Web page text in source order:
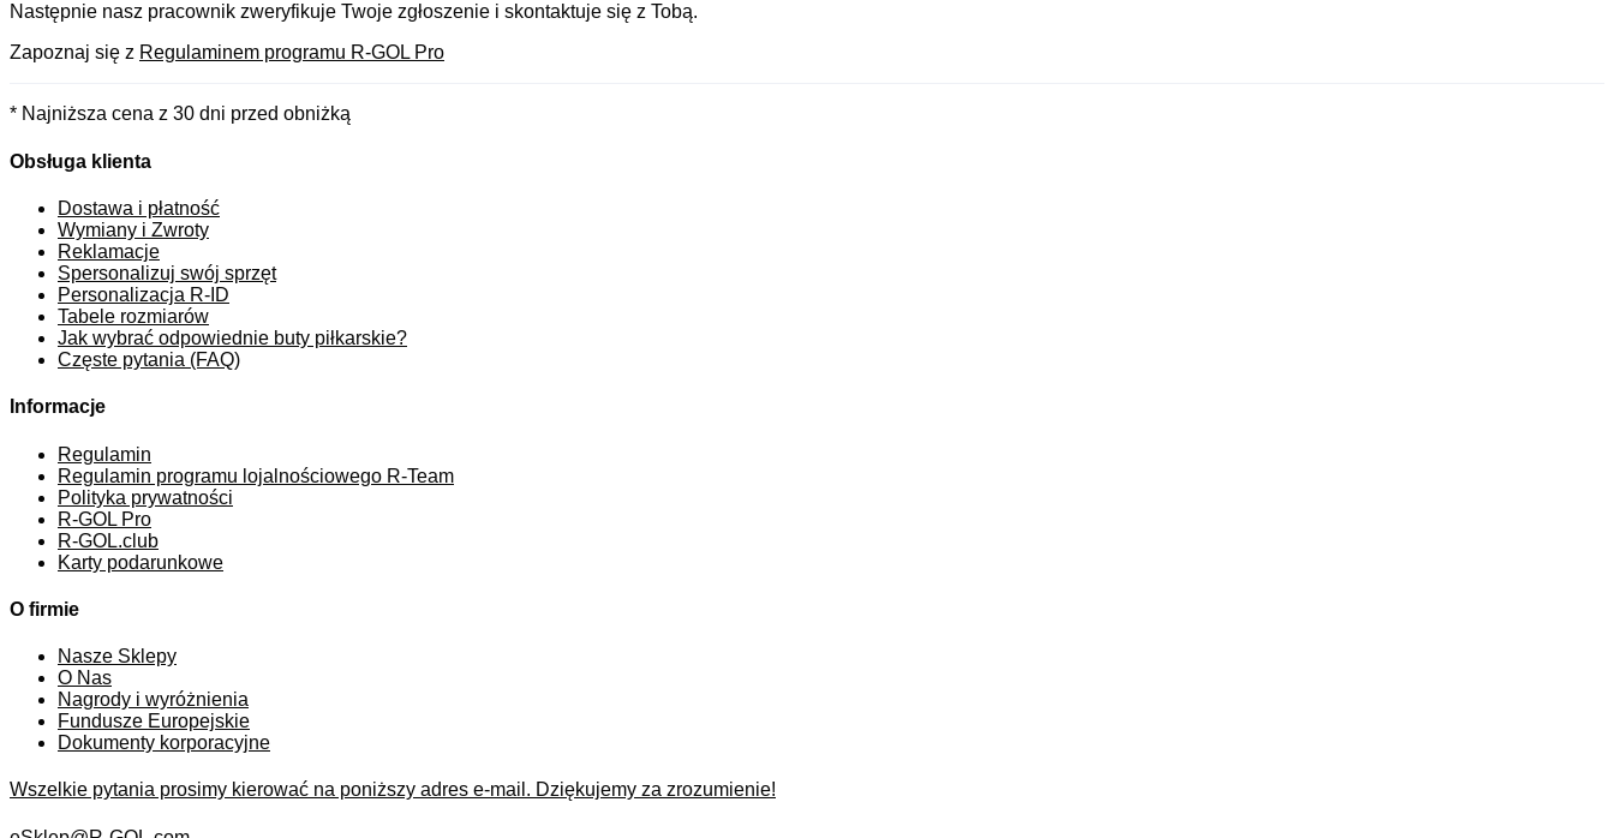
Następnie nasz pracownik zweryfikuje Twoje zgłoszenie i skontaktuje się z Tobą.
Zapoznaj się z Regulaminem programu R-GOL Pro
* Najniższa cena z 30 dni przed obniżką
Obsługa klienta
Dostawa i płatność
Wymiany i Zwroty
Reklamacje
Spersonalizuj swój sprzęt
Personalizacja R-ID
Tabele rozmiarów
Jak wybrać odpowiednie buty piłkarskie?
Częste pytania (FAQ)
Informacje
Regulamin
Regulamin programu lojalnościowego R-Team
Polityka prywatności
R-GOL Pro
R-GOL.club
Karty podarunkowe
O firmie
Nasze Sklepy
O Nas
Nagrody i wyróżnienia
Fundusze Europejskie
Dokumenty korporacyjne
Wszelkie pytania prosimy kierować na poniższy adres e-mail. Dziękujemy za zrozumienie!